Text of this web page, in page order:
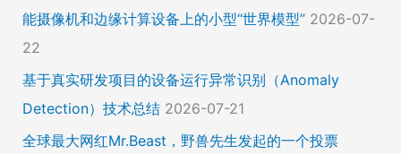
能摄像机和边缘计算设备上的小型“世界模型” 2026-07-
22
基于真实研发项目的设备运行异常识别（Anomaly
Detection）技术总结 2026-07-21
全球最大网红Mr.Beast，野兽先生发起的一个投票